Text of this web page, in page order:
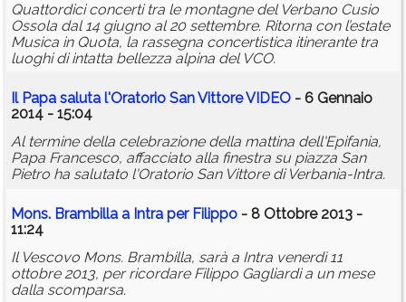
Quattordici concerti tra le montagne del Verbano Cusio
Ossola dal 14 giugno al 20 settembre. Ritorna con l’estate
Musica in Quota, la rassegna concertistica itinerante tra
luoghi di intatta bellezza alpina del VCO.
Il Papa saluta l'Oratorio San Vittore VIDEO - 6 Gennaio
2014 - 15:04
Al termine della celebrazione della mattina dell'Epifania,
Papa Francesco, affacciato alla finestra su piazza San
Pietro ha salutato l'Oratorio San Vittore di Verbania-Intra.
Mons. Brambilla a Intra per Filippo - 8 Ottobre 2013 -
11:24
Il Vescovo Mons. Brambilla, sarà a Intra venerdì 11
ottobre 2013, per ricordare Filippo Gagliardi a un mese
dalla scomparsa.